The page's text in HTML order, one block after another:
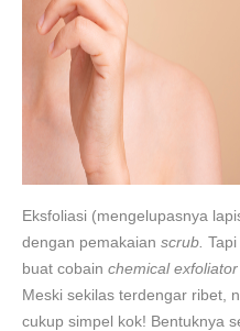
Eksfoliasi (mengelupasnya
dengan pemakaian scrub.
buat cobain chemical exfoliator
Meski sekilas terdengar ribet,
cukup simpel kok! Bentuknya